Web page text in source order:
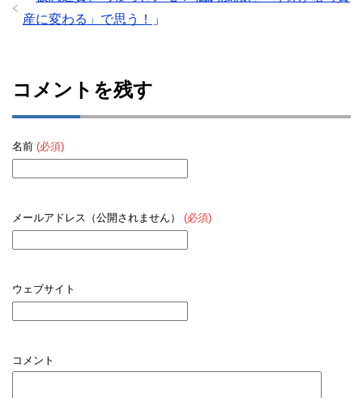
産に変わる」で思う！
」
コメントを残す
名前 (必須)
メールアドレス（公開されません） (必須)
ウェブサイト
コメント